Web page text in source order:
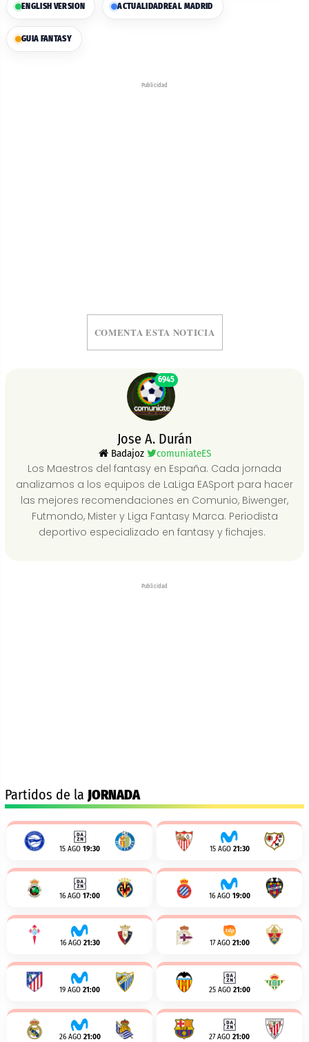
ENGLISH VERSION ACTUALIDADREAL MADRID
GUIA FANTASY
Publicidad
COMENTA ESTA NOTICIA
6945
Jose A. Durán
Badajoz comuniateES
Los Maestros del fantasy en España. Cada jornada
analizamos a los equipos de LaLiga EASport para hacer
las mejores recomendaciones en Comunio, Biwenger,
Futmondo, Mister y Liga Fantasy Marca. Periodista
deportivo especializado en fantasy y fichajes.
Publicidad
Partidos de la JORNADA
15 AGO 19:30 15 AGO 21:30
16 AGO 17:00 16 AGO 19:00
16 AGO 21:30 17 AGO 21:00
19 AGO 21:00 25 AGO 21:00
26 AGO 21:00 27 AGO 21:00